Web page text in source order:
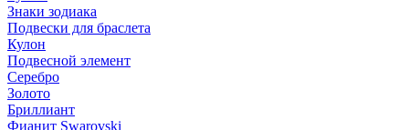
Знаки зодиака
Подвески для браслета
Кулон
Подвесной элемент
Серебро
Золото
Бриллиант
Фианит Swarovski